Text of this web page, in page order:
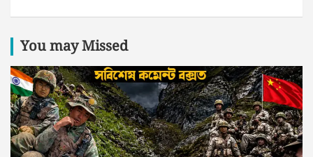
You may Missed